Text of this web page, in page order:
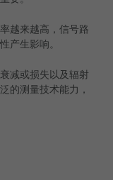
越来越高，信号路
产生影响。
减或损失以及辐射
的测量技术能力，